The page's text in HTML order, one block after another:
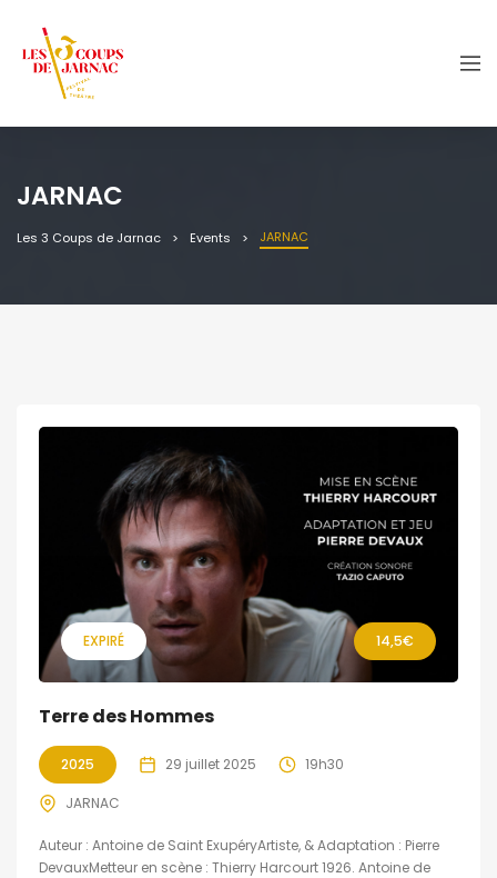
JARNAC
Les 3 Coups de Jarnac Events JARNAC
EXPIRÉ 14,5€
Terre des Hommes
2025 29 juillet 2025 19h30
JARNAC
Auteur : Antoine de Saint ExupéryArtiste, & Adaptation : Pierre
DevauxMetteur en scène : Thierry Harcourt 1926. Antoine de